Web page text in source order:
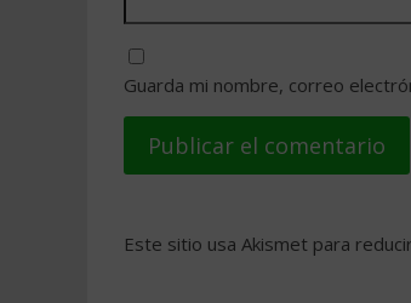
Guarda mi nombre, correo
Este sitio usa Akismet para